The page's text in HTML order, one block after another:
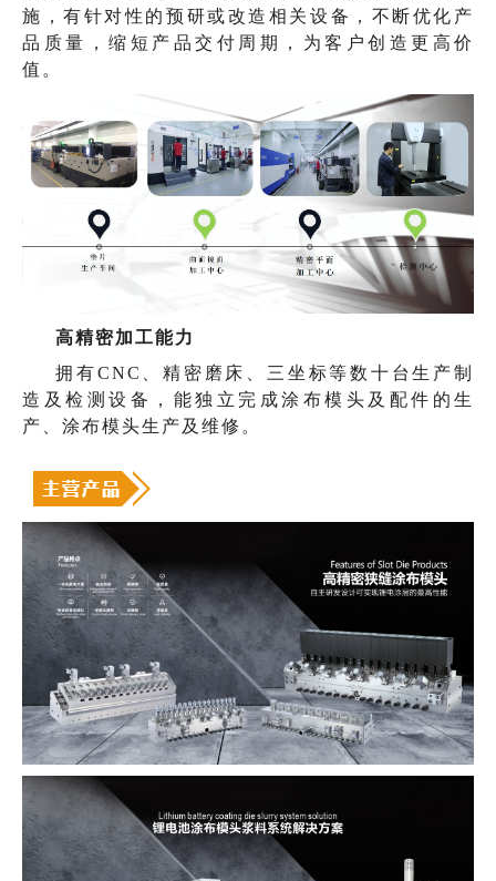
施，有针对性的预研或改造相关设备，不断优化产
品质量，缩短产品交付周期，为客户创造更高价
值。
高精密加工能力
拥有CNC、精密磨床、三坐标等数十台生产制
造及检测设备，能独立完成涂布模头及配件的生
产、涂布模头生产及维修。